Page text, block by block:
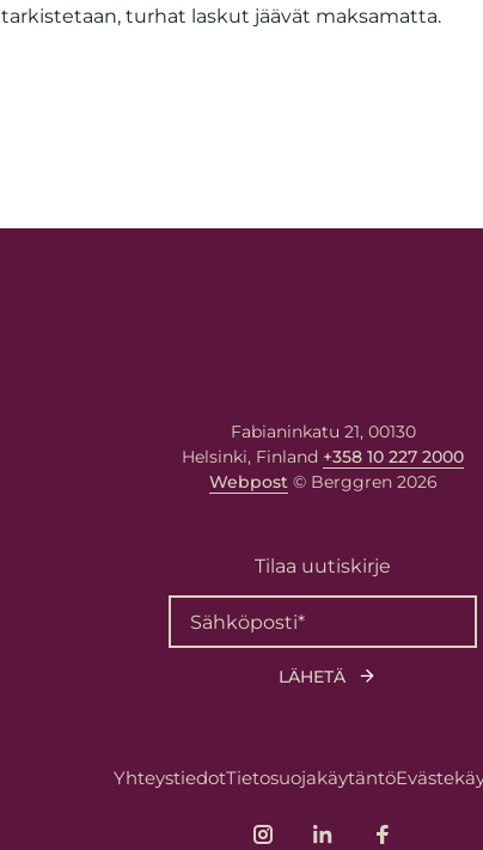
tarkistetaan, turhat laskut jäävät maksamatta.
Fabianinkatu 21, 00130
Helsinki, Finland +358 10 227 2000
Webpost© Berggren 2026
Tilaa uutiskirje
YhteystiedotTietosuojakäytäntö